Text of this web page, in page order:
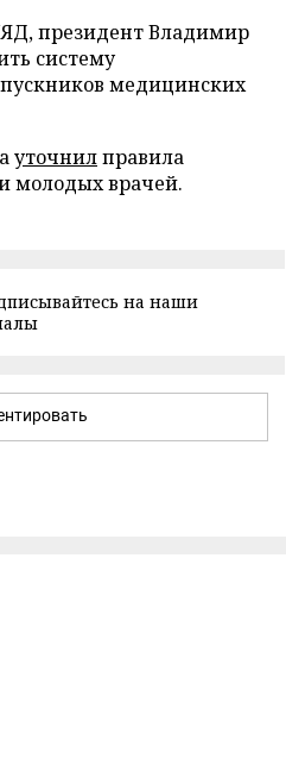
президент Владимир
систему
медицинских
уточнилправила
молодых врачей.
на наши